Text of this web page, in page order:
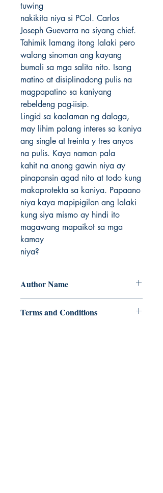
tuwing
nakikita niya si PCol. Carlos
Joseph Guevarra na siyang chief.
Tahimik lamang itong lalaki pero
walang sinoman ang kayang
bumali sa mga salita nito. Isang
matino at disiplinadong pulis na
magpapatino sa kaniyang
rebeldeng pag-iisip.
Lingid sa kaalaman ng dalaga,
may lihim palang interes sa kaniya
ang single at treinta y tres anyos
na pulis. Kaya naman pala
kahit na anong gawin niya ay
pinapansin agad nito at todo kung
makaprotekta sa kaniya. Papaano
niya kaya mapipigilan ang lalaki
kung siya mismo ay hindi ito
magawang mapaikot sa mga
kamay
niya?
Author Name
Terms and Conditions